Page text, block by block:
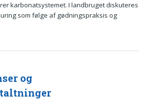
karbonatsystemet. I landbruget diskuteres
som følge af gødningspraksis og
og